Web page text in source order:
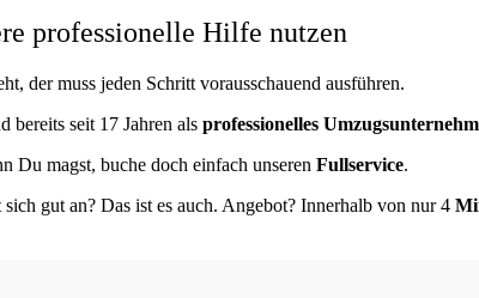
professionelle Hilfe nutzen
der muss jeden Schritt vorausschauend ausführen.
bereits seit 17 Jahren als professionelles
Du magst, buche doch einfach unseren Fullservice.
gut an? Das ist es auch. Angebot? Innerhalb von nur 4